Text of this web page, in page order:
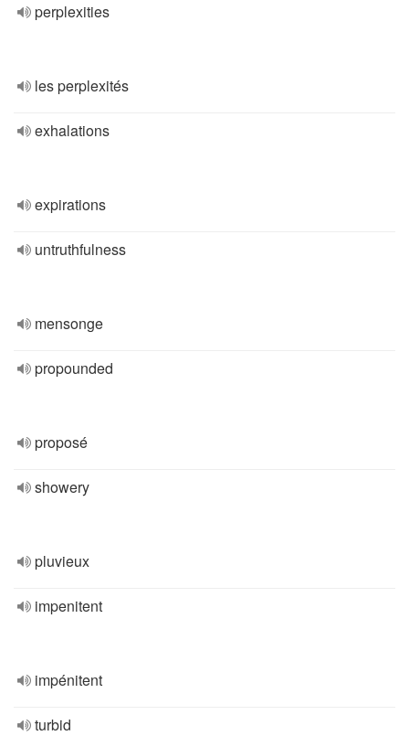
perplexities
les perplexités
exhalations
expirations
untruthfulness
mensonge
propounded
proposé
showery
pluvieux
impenitent
impénitent
turbid